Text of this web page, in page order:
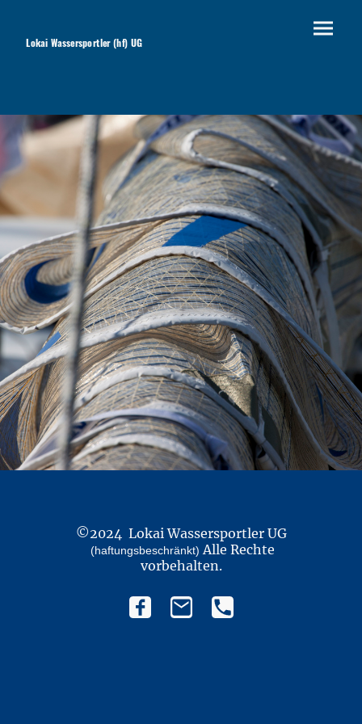
Lokai Wassersportler (hf) UG
©2024 Lokai Wassersportler UG
(haftungsbeschränkt) Alle Rechte
vorbehalten.